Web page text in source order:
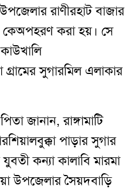
উপজেলার রাণীরহাট বাজার
কেঅপহরণ করা হয়। সে
কাউখালি
গ্রামের সুগারমিল এলাকার
জানান,রাঙ্গামাটি
শিয়ালবুক্কা পাড়ার সুগার
কন্যা কালাবি মারমা
উপজেলার সৈয়দবাড়ি